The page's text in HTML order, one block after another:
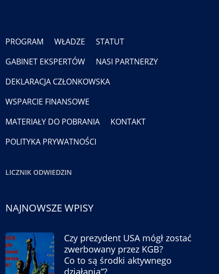
PROGRAM WŁADZE
STATUT
GABINET EKSPERTÓW
NASI PARTNERZY
DEKLARACJA CZŁONKOWSKA
WSPARCIE FINANSOWE
MATERIAŁY DO POBRANIA
KONTAKT
POLITYKA PRYWATNOŚCI
LICZNIK ODWIEDZIN
NAJNOWSZE WPISY
Czy prezydent USA mógł zostać
zwerbowany przez KGB?
Co to są środki aktywnego
działania”?